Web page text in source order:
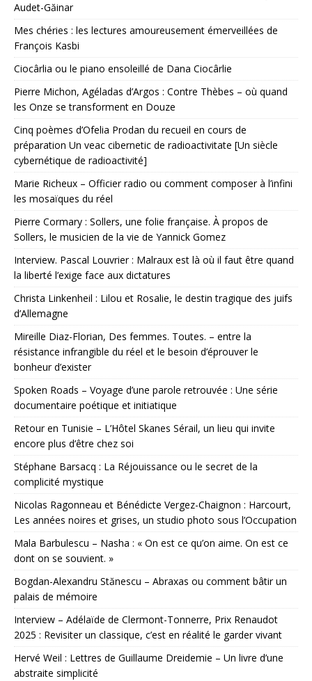
Audet-Găinar
Mes chéries : les lectures amoureusement émerveillées de
François Kasbi
Ciocârlia ou le piano ensoleillé de Dana Ciocârlie
Pierre Michon, Agéladas d’Argos : Contre Thèbes – où quand
les Onze se transforment en Douze
Cinq poèmes d’Ofelia Prodan du recueil en cours de
préparation Un veac cibernetic de radioactivitate [Un siècle
cybernétique de radioactivité]
Marie Richeux – Officier radio ou comment composer à l’infini
les mosaïques du réel
Pierre Cormary : Sollers, une folie française. À propos de
Sollers, le musicien de la vie de Yannick Gomez
Interview. Pascal Louvrier : Malraux est là où il faut être quand
la liberté l’exige face aux dictatures
Christa Linkenheil : Lilou et Rosalie, le destin tragique des juifs
d’Allemagne
Mireille Diaz-Florian, Des femmes. Toutes. – entre la
résistance infrangible du réel et le besoin d’éprouver le
bonheur d’exister
Spoken Roads – Voyage d’une parole retrouvée : Une série
documentaire poétique et initiatique
Retour en Tunisie – L’Hôtel Skanes Sérail, un lieu qui invite
encore plus d’être chez soi
Stéphane Barsacq : La Réjouissance ou le secret de la
complicité mystique
Nicolas Ragonneau et Bénédicte Vergez-Chaignon : Harcourt,
Les années noires et grises, un studio photo sous l’Occupation
Mala Barbulescu – Nasha : « On est ce qu’on aime. On est ce
dont on se souvient. »
Bogdan-Alexandru Stănescu – Abraxas ou comment bâtir un
palais de mémoire
Interview – Adélaïde de Clermont-Tonnerre, Prix Renaudot
2025 : Revisiter un classique, c’est en réalité le garder vivant
Hervé Weil : Lettres de Guillaume Dreidemie – Un livre d’une
abstraite simplicité